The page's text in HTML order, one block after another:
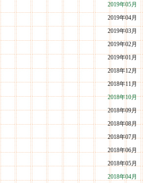
2019年05月
2019年04月
2019年03月
2019年02月
2019年01月
2018年12月
2018年11月
2018年10月
2018年09月
2018年08月
2018年07月
2018年06月
2018年05月
2018年04月